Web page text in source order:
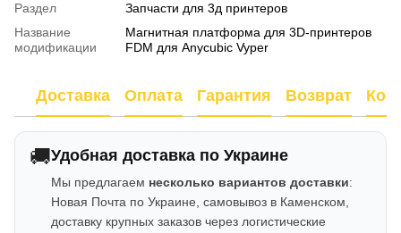
Раздел
Запчасти для 3д принтеров
Название
модификации
Магнитная платформа для 3D-принтеров
FDM для Аnycubic Vyper
Доставка Оплата Гарантия Возврат
🚚Удобная доставка по Украине
Мы предлагаем несколько вариантов доставки:
Новая Почта по Украине, самовывоз в Каменском,
доставку крупных заказов через логистические